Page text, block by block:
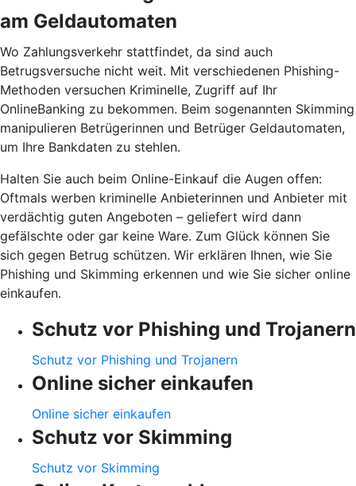
am Geldautomaten
Wo Zahlungsverkehr stattfindet, da sind auch
Betrugsversuche nicht weit. Mit verschiedenen Phishing-
Methoden versuchen Kriminelle, Zugriff auf Ihr
OnlineBanking zu bekommen. Beim sogenannten Skimming
manipulieren Betrügerinnen und Betrüger Geldautomaten,
um Ihre Bankdaten zu stehlen.
Halten Sie auch beim Online-Einkauf die Augen offen:
Oftmals werben kriminelle Anbieterinnen und Anbieter mit
verdächtig guten Angeboten – geliefert wird dann
gefälschte oder gar keine Ware. Zum Glück können Sie
sich gegen Betrug schützen. Wir erklären Ihnen, wie Sie
Phishing und Skimming erkennen und wie Sie sicher online
einkaufen.
Schutz vor Phishing und Trojanern
Schutz vor Phishing und Trojanern
Online sicher einkaufen
Online sicher einkaufen
Schutz vor Skimming
Schutz vor Skimming